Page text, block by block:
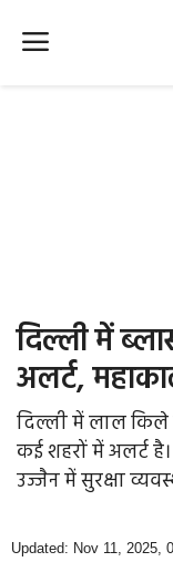
Office Office
Farm & Food
Health & Lifestyle
दिल्ली में
अलर्ट,
दिल्ली में लाल
कई शहरों में अलर्ट
उज्जैन में सुरक्षा
Updated: Nov 11, 2025,